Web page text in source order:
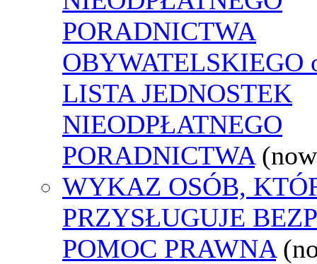
PORADNICTWA
OBYWATELSKIEGO
LISTA JEDNOSTEK
NIEODPŁATNEGO
PORADNICTWA
WYKAZ OSÓB,
PRZYSŁUGUJE
POMOC PRAWNA